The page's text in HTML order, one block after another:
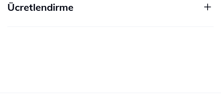
Ücretlendirme